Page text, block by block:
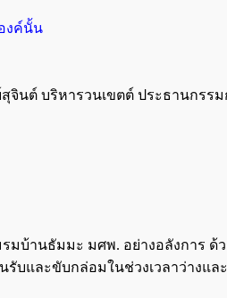
งค์นั้น
ต์ บริหารวนเขตต์ ประธานกร
บ้านธัมมะ มศพ. อย่างอลังการ
บและขับกล่อมในช่วงเวลาว่าง